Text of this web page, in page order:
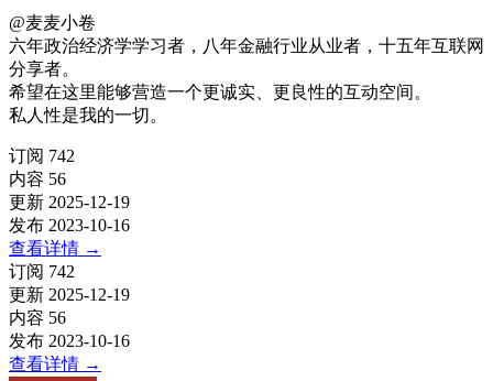
@麦麦小卷
六年政治经济学学习者，八年金融行业从业者，十五年互联网
分享者。
希望在这里能够营造一个更诚实、更良性的互动空间。
私人性是我的一切。
订阅 742
内容 56
更新 2025-12-19
发布 2023-10-16
查看详情 →
订阅 742
更新 2025-12-19
内容 56
发布 2023-10-16
查看详情 →